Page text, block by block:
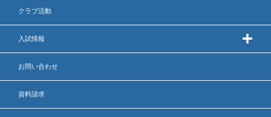
クラブ活動
入試情報
お問い合わせ
資料請求